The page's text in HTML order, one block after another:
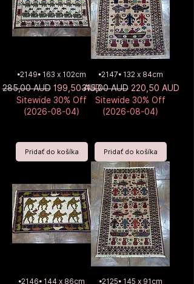
•2149• 163 x 102cm
Normálna cena
285,00 AUD Zľavnená cena
199,50 AUD
Sitewide 30% Off
(2026-08-04)
Pridať do košíka
•2147• 132 x 84cm
Normálna cena
315,00 AUD Zľavnená cena
220,50 AUD
Sitewide 30% Off
(2026-08-04)
Pridať do košíka
•2146• 144 x 86cm •2125• 145 x 91cm